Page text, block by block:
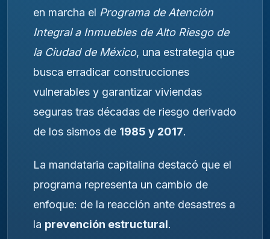
en marcha el Programa de Atención
Integral a Inmuebles de Alto Riesgo de
la Ciudad de México, una estrategia que
busca erradicar construcciones
vulnerables y garantizar viviendas
seguras tras décadas de riesgo derivado
de los sismos de 1985 y 2017.
La mandataria capitalina destacó que el
programa representa un cambio de
enfoque: de la reacción ante desastres a
la prevención estructural.